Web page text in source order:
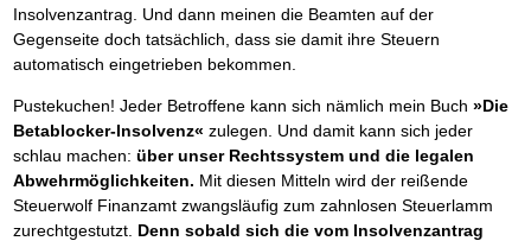
Insolvenzantrag. Und dann meinen die Beamten auf der
Gegenseite doch tatsächlich, dass sie damit ihre Steuern
automatisch eingetrieben bekommen.
Pustekuchen! Jeder Betroffene kann sich nämlich mein Buch »Die
Betablocker-Insolvenz« zulegen. Und damit kann sich jeder
schlau machen: über unser Rechtssystem und die legalen
Abwehrmöglichkeiten. Mit diesen Mitteln wird der reißende
Steuerwolf Finanzamt zwangsläufig zum zahnlosen Steuerlamm
zurechtgestutzt. Denn sobald sich die vom Insolvenzantrag